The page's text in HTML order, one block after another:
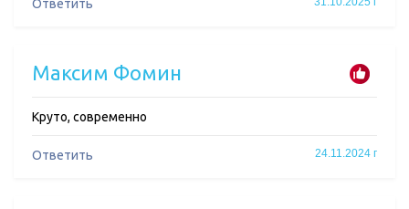
Ответить
Максим Фомин
Круто, современно
Ответить 24.11.2024 г